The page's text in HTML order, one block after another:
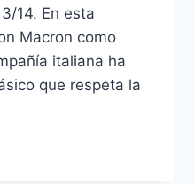
14. En esta
Macron como
italiana ha
que respeta la